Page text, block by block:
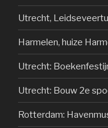
Utrecht,
Harmelen, huize
Utrecht:
Utrecht: Bouw 2e
Rotterdam: